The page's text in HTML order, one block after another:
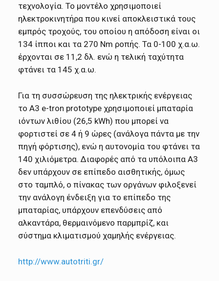
τεχνολογία. Το μοντέλο χρησιμοποιεί
ηλεκτροκινητήρα που κινεί αποκλειστικά τους
εμπρός τροχούς, του οποίου η απόδοση είναι οι
134 ίπποι και τα 270 Nm ροπής. Τα 0-100 χ.α.ω.
έρχονται σε 11,2 δλ. ενώ η τελική ταχύτητα
φτάνει τα 145 χ.α.ω.
Για τη συσσώρευση της ηλεκτρικής ενέργειας
το A3 e-tron prototype χρησιμοποιεί μπαταρία
ιόντων λιθίου (26,5 kWh) που μπορεί να
φορτιστεί σε 4 ή 9 ώρες (ανάλογα πάντα με την
πηγή φόρτισης), ενώ η αυτονομία του φτάνει τα
140 χιλιόμετρα. Διαφορές από τα υπόλοιπα Α3
δεν υπάρχουν σε επίπεδο αισθητικής, όμως
στο ταμπλό, ο πίνακας των οργάνων φιλοξενεί
την ανάλογη ένδειξη για το επίπεδο της
μπαταρίας, υπάρχουν επενδύσεις από
αλκαντάρα, θερμαινόμενο παρμπρίζ, και
σύστημα κλιματισμού χαμηλής ενέργειας.
http://www.autotriti.gr/